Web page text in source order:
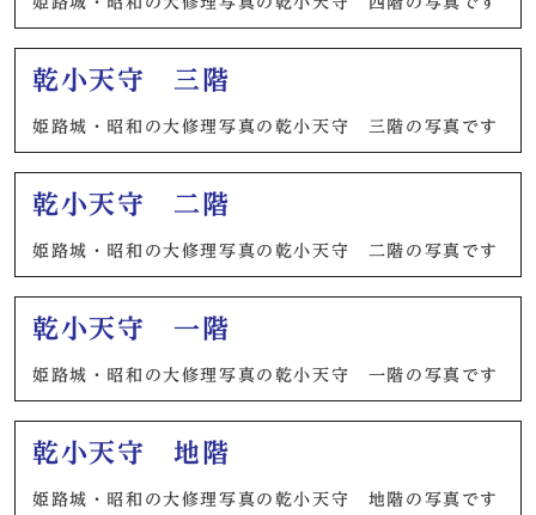
乾小天守 三階
姫路城・昭和の大修理写真の乾小天守 三階の写真です
乾小天守 二階
姫路城・昭和の大修理写真の乾小天守 二階の写真です
乾小天守 一階
姫路城・昭和の大修理写真の乾小天守 一階の写真です
乾小天守 地階
姫路城・昭和の大修理写真の乾小天守 地階の写真です